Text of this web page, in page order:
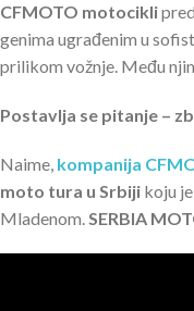
CFMOTO motocikli
genima ugrađenim u
prilikom vožnje. Među
Postavlja se pitanje –
Naime, kompanija
moto tura u Srbiji koju
Mladenom.SERBIA